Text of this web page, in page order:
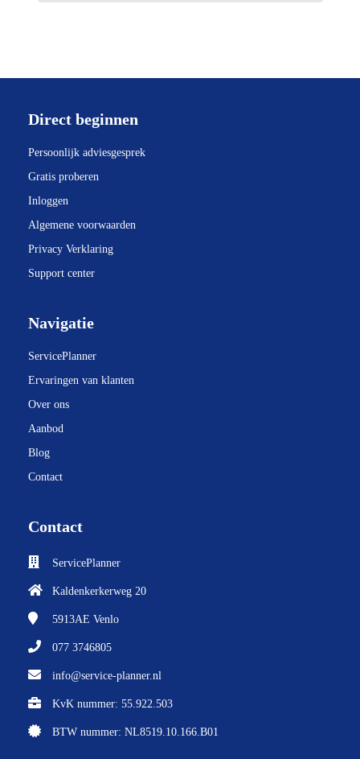
Direct beginnen
Persoonlijk adviesgesprek
Gratis proberen
Inloggen
Algemene voorwaarden
Privacy Verklaring
Support center
Navigatie
ServicePlanner
Ervaringen van klanten
Over ons
Aanbod
Blog
Contact
Contact
ServicePlanner
Kaldenkerkerweg 20
5913AE Venlo
077 3746805
info@service-planner.nl
KvK nummer: 55.922.503
BTW nummer: NL8519.10.166.B01